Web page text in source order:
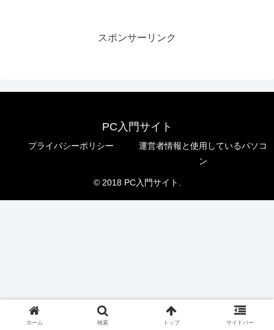
スポンサーリンク
PC入門サイト
プライバシーポリシー
運営者情報と使用しているパソコ
ン
© 2018 PC入門サイト.
ホーム 検索 トップ サイドバー